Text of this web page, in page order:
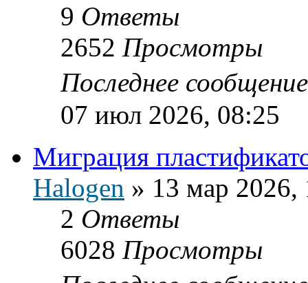
9 Ответы
2652 Просмотры
Последнее
07 июл 2026, 08:25
Миграция
Halogen » 13 мар 2026,
2 Ответы
6028 Просмотры